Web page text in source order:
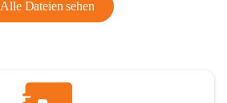
Alle Dateien sehen